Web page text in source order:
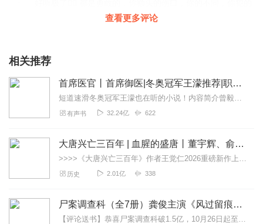
错都不必隐藏，你破旧的玩偶，你的面具，你的自我，他们
说污泥满身的不算英雄？爱你孤身走暗巷，爱你不跪的模
堵命运的枪，爱你和我那么像，缺口都一样，去吗，配吗，
这褴褛的披风，战吗，战啊，以最卑微的梦，致那黑夜中的
呜咽与怒吼，谁说站在光里的才算英雄？！
PVZ_豌豆射手
爱你孤身走暗巷 爱你不跪的模样 爱你对峙过绝望 不肯哭一
一样 去吗？配啊！这褴褛的披风 战吗？战啊！以最卑微的梦
查看更多评论
相关推荐
首席医官丨首席御医|冬奥冠军王濛推荐|职场商战超经典神作
短道速滑冬奥冠军王濛也在听的小说！内容简介曾毅凭着祖传绝技和中西医兼修学养，在高手如林的医学界脱颖而出，仅用三副中药便解除了一位领导夫人的病根，备受青睐，被破...
有声书 32.24亿 622
大唐兴亡三百年 | 血腥的盛唐丨董宇辉、俞敏洪推荐
>>>>《大唐兴亡三百年》作者王觉仁2026重磅新作上线！点击立即收听《论语越读越强大》，听懂中国人的底层逻辑>>>>《古代人的衣食住行》专辑上新！遇皇必跪？古...
历史 2.01亿 338
尸案调查科（全7册）龚俊主演《风过留痕》原著| 骆驼演播 | 法医秦明、人鱼雷米推荐
【评论送书】恭喜尸案调查科破1.5亿，10月26日起至11月10号，在评论区随机抽取3位幸运听众送纸书《尸案调查科》（大结局）▲《尸语者》法医秦明、《罪全书》蜘...